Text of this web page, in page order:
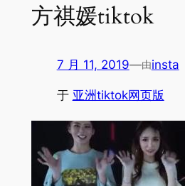
方祺媛tiktok
7 月 11, 2019—由insta
于 亚洲tiktok网页版